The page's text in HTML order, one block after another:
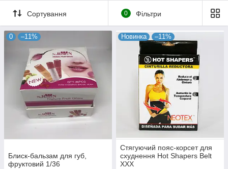
Сортування 0 Фільтри
0 –11%
Блиск-бальзам для губ,
фруктовий 1/36
Новинка –11%
Стягуючий пояс-корсет для
схуднення Hot Shapers Belt
ХХХ